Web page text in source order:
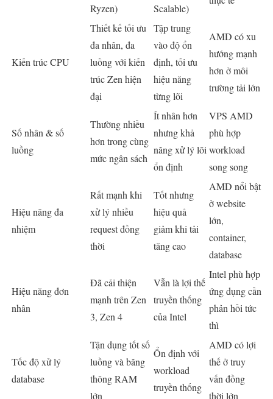
Ryzen) Scalable)
Kiến trúc CPU
Thiết kế tối ưu
đa nhân, đa
luồng với kiến
trúc Zen hiện
đại
Tập trung
vào độ ổn
định, tối ưu
hiệu năng
từng lõi
AMD có xu
hướng mạnh
hơn ở môi
trường tải lớn
Số nhân & số
luồng
Thường nhiều
hơn trong cùng
mức ngân sách
Ít nhân hơn
nhưng khả
năng xử lý lõi
ổn định
VPS AMD
phù hợp
workload
song song
Hiệu năng đa
nhiệm
Rất mạnh khi
xử lý nhiều
request đồng
thời
Tốt nhưng
hiệu quả
giảm khi tải
tăng cao
AMD nổi bật
ở website
lớn,
container,
database
Hiệu năng đơn
nhân
Đã cải thiện
mạnh trên Zen
3, Zen 4
Vẫn là lợi thế
truyền thống
của Intel
Intel phù hợp
ứng dụng cần
phản hồi tức
thì
Tốc độ xử lý
database
Tận dụng tốt số
luồng và băng
thông RAM
lớn
Ổn định với
workload
truyền thống
AMD có lợi
thế ở truy
vấn đồng
thời lớn